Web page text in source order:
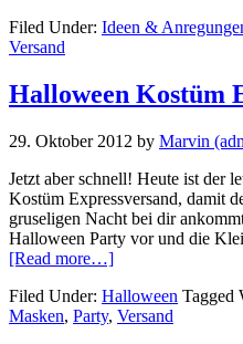
Filed Under: Ideen &
Versand
Halloween Kostüm
29. Oktober 2012 by Marvin
Jetzt aber schnell! Heute ist der
Kostüm Expressversand, damit
gruseligen Nacht bei dir
Halloween Party vor und die
[Read more…]about
Kostüm
Expressversand
Filed Under: Halloween Tagged
Masken, Party, Versand